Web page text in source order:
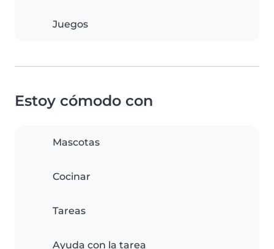
Juegos
Estoy cómodo con
Mascotas
Cocinar
Tareas
Ayuda con la tarea